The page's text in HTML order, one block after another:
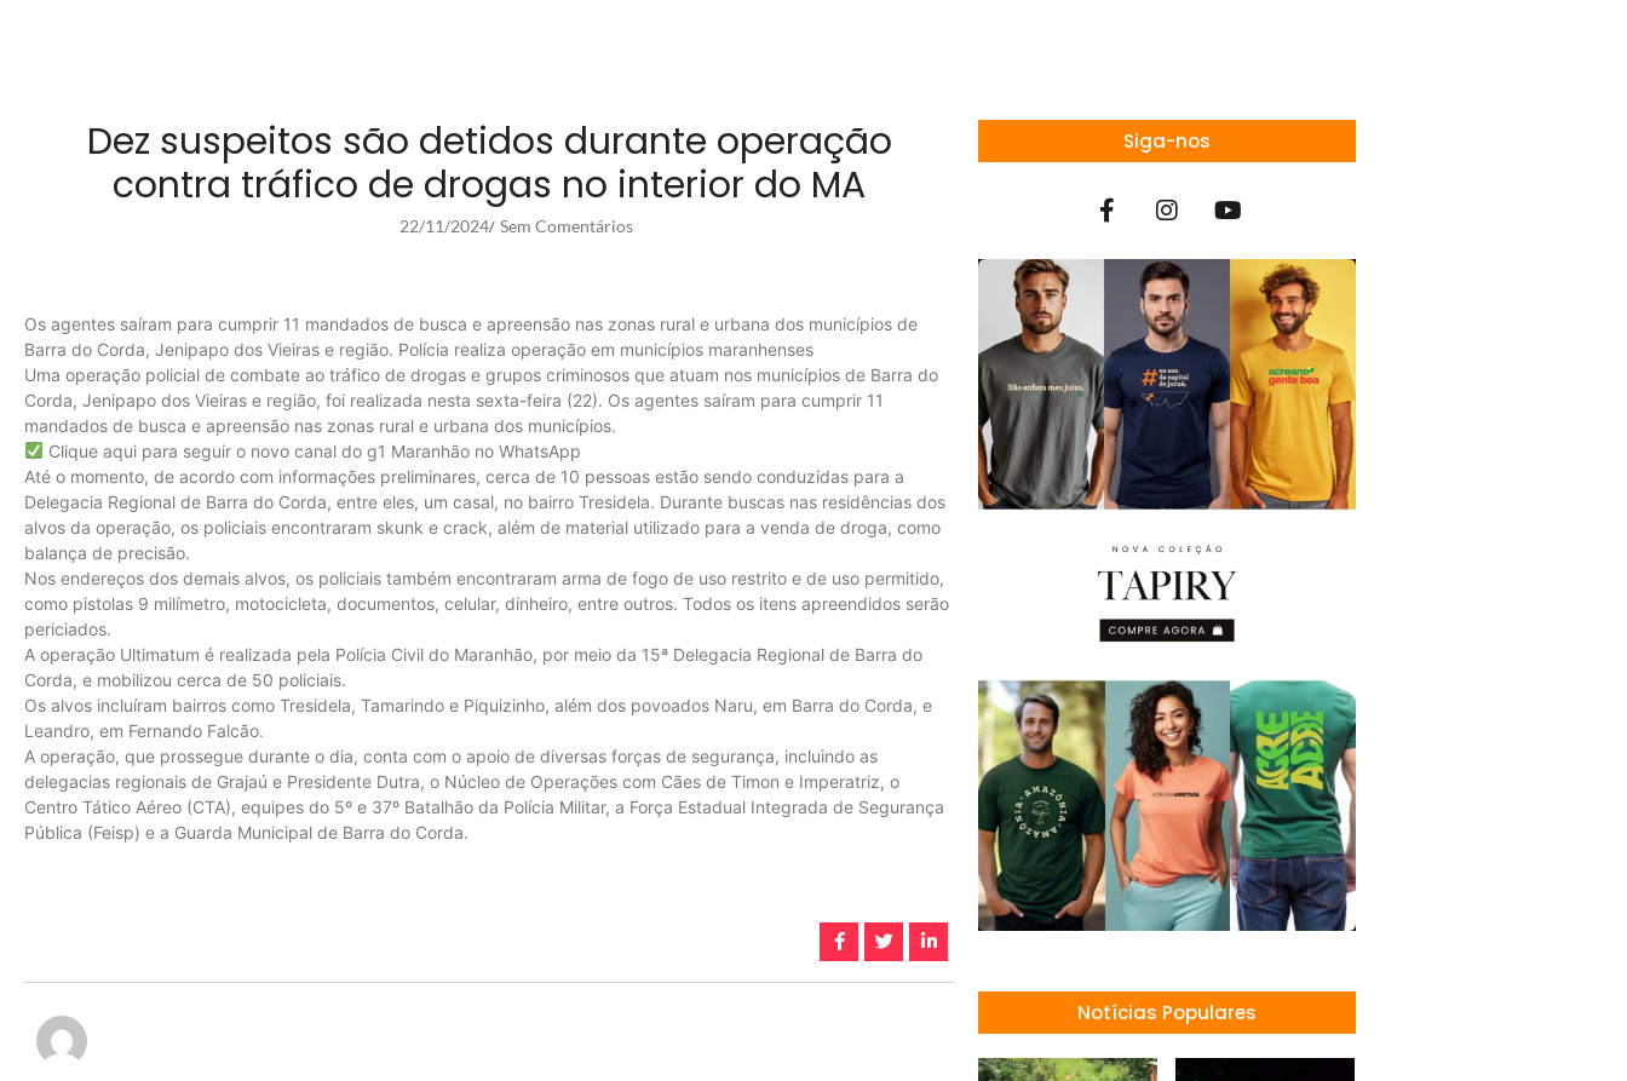
Dez suspeitos são detidos durante operação
contra tráfico de drogas no interior do MA
22/11/2024/ Sem Comentários
Os agentes saíram para cumprir 11 mandados de busca e apreensão nas zonas rural e urbana dos municípios de
Barra do Corda, Jenipapo dos Vieiras e região. Polícia realiza operação em municípios maranhenses
Uma operação policial de combate ao tráfico de drogas e grupos criminosos que atuam nos municípios de Barra do
Corda, Jenipapo dos Vieiras e região, foi realizada nesta sexta-feira (22). Os agentes saíram para cumprir 11
mandados de busca e apreensão nas zonas rural e urbana dos municípios.
Clique aqui para seguir o novo canal do g1 Maranhão no WhatsApp
Até o momento, de acordo com informações preliminares, cerca de 10 pessoas estão sendo conduzidas para a
Delegacia Regional de Barra do Corda, entre eles, um casal, no bairro Tresidela. Durante buscas nas residências dos
alvos da operação, os policiais encontraram skunk e crack, além de material utilizado para a venda de droga, como
balança de precisão.
Nos endereços dos demais alvos, os policiais também encontraram arma de fogo de uso restrito e de uso permitido,
como pistolas 9 milímetro, motocicleta, documentos, celular, dinheiro, entre outros. Todos os itens apreendidos serão
periciados.
A operação Ultimatum é realizada pela Polícia Civil do Maranhão, por meio da 15ª Delegacia Regional de Barra do
Corda, e mobilizou cerca de 50 policiais.
Os alvos incluíram bairros como Tresidela, Tamarindo e Piquizinho, além dos povoados Naru, em Barra do Corda, e
Leandro, em Fernando Falcão.
A operação, que prossegue durante o dia, conta com o apoio de diversas forças de segurança, incluindo as
delegacias regionais de Grajaú e Presidente Dutra, o Núcleo de Operações com Cães de Timon e Imperatriz, o
Centro Tático Aéreo (CTA), equipes do 5º e 37º Batalhão da Polícia Militar, a Força Estadual Integrada de Segurança
Pública (Feisp) e a Guarda Municipal de Barra do Corda.
Siga-nos
Notícias Populares